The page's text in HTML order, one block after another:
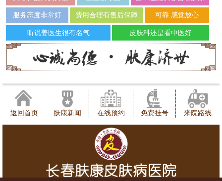
服务态度非常好 费用合理有售后保障 可靠 感觉放心
听说姜医生很有名气 皮肤科还是看中医好
返回首页 肤康新闻 在线预约 免费挂号 来院路线